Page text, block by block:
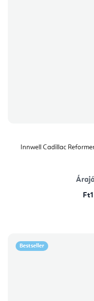
Innwell Cadillac
Bestseller